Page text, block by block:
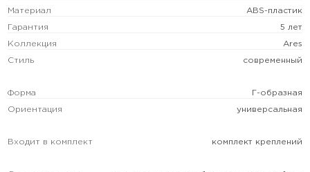
Материал ABS-пластик
Гарантия 5 лет
Коллекция Ares
Стиль современный
Форма Г-образная
Ориентация универсальная
Входит в комплект комплект креплений